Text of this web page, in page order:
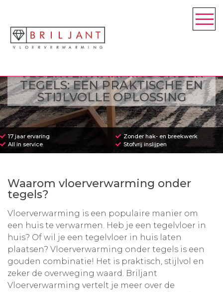
VLOERVERWARMING ONDER
TEGELS: EEN PRAKTISCHE EN
STIJLVOLLE OPLOSSING
17 jaar ervaring
All in service
Zonder hak- en breekwerk
Stofvrij inslijpen
Waarom vloerverwarming onder
tegels?
Vloerverwarming is een populaire manier om
een huis te verwarmen. Heb je een tegelvloer in
huis? Of wil je een tegelvloer in huis laten
plaatsen? Vloerverwarming onder tegels is een
gouden combinatie! Het is praktisch, stijlvol en
zeker de overweging waard. Briljant
Vloerverwarming vertelt je meer over de